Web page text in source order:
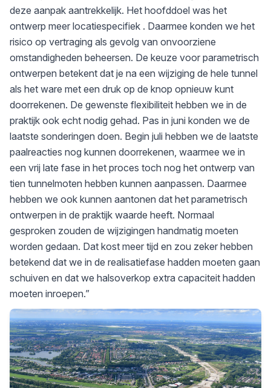
deze aanpak aantrekkelijk. Het hoofddoel was het
ontwerp meer locatiespecifiek . Daarmee konden we het
risico op vertraging als gevolg van onvoorziene
omstandigheden beheersen. De keuze voor parametrisch
ontwerpen betekent dat je na een wijziging de hele tunnel
als het ware met een druk op de knop opnieuw kunt
doorrekenen. De gewenste flexibiliteit hebben we in de
praktijk ook echt nodig gehad. Pas in juni konden we de
laatste sonderingen doen. Begin juli hebben we de laatste
paalreacties nog kunnen doorrekenen, waarmee we in
een vrij late fase in het proces toch nog het ontwerp van
tien tunnelmoten hebben kunnen aanpassen. Daarmee
hebben we ook kunnen aantonen dat het parametrisch
ontwerpen in de praktijk waarde heeft. Normaal
gesproken zouden de wijzigingen handmatig moeten
worden gedaan. Dat kost meer tijd en zou zeker hebben
betekend dat we in de realisatiefase hadden moeten gaan
schuiven en dat we halsoverkop extra capaciteit hadden
moeten inroepen.”